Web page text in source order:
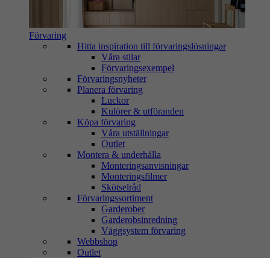
Förvaring
Hitta inspiration till förvaringslösningar
Våra stilar
Förvaringsexempel
Förvaringsnyheter
Planera förvaring
Luckor
Kulörer & utföranden
Köpa förvaring
Våra utställningar
Outlet
Montera & underhålla
Monteringsanvisningar
Monteringsfilmer
Skötselråd
Förvaringssortiment
Garderober
Garderobsinredning
Väggsystem förvaring
Webbshop
Outlet